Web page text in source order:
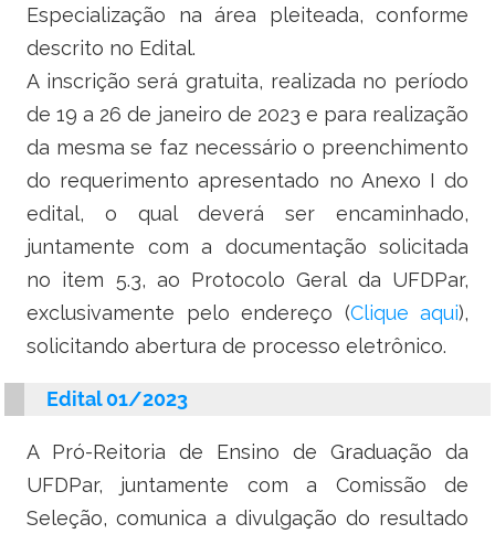
Ministério do Esporte
Ministério do Turismo
Ministério das Cidades
Ministério da Transparência e Controladoria-Geral da União
Ministério dos Direitos Humanos
Secretaria-Geral da Presidência da República
Gabinete de Segurança Institucional
Advocacia-Geral da União
Especialização na área pleiteada, conforme
descrito no Edital.
A inscrição será gratuita, realizada no período
de 19 a 26 de janeiro de 2023 e para realização
da mesma se faz necessário o preenchimento
do requerimento apresentado no Anexo I do
edital, o qual deverá ser encaminhado,
juntamente com a documentação solicitada
no item 5.3, ao Protocolo Geral da UFDPar,
exclusivamente pelo endereço (Clique aqui),
solicitando abertura de processo eletrônico.
Edital 01/2023
A Pró-Reitoria de Ensino de Graduação da
UFDPar, juntamente com a Comissão de
Seleção, comunica a divulgação do resultado